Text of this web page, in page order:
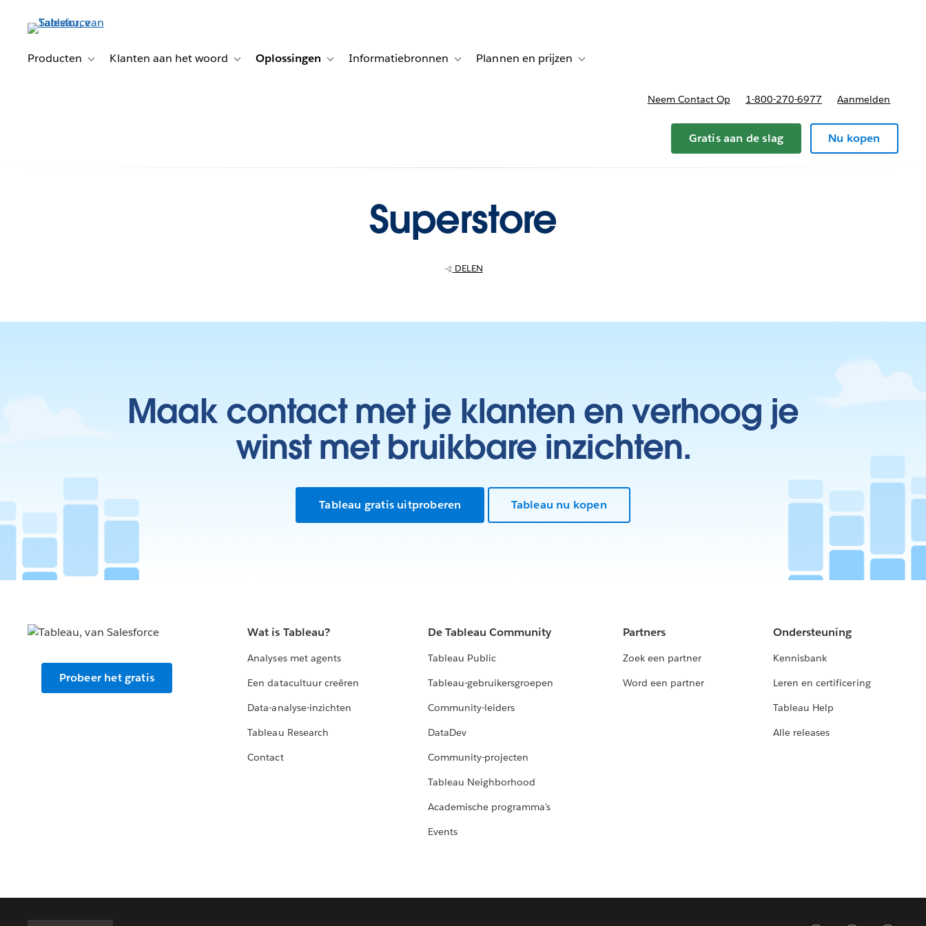
Producten
Toggle sub-navigation for Producten
Klanten aan het woord Toggle sub-navigation for Klanten aan het woord
Oplossingen Toggle sub-navigation for Oplossingen
Informatiebronnen Toggle sub-navigation for Informatiebronnen
Plannen en prijzen Toggle sub-navigation for Plannen en prijzen
Neem Contact Op 1-800-270-6977 Aanmelden
Gratis aan de slag Nu kopen
Superstore
DELEN
Maak contact met je klanten en verhoog je
winst met bruikbare inzichten.
Tableau gratis uitproberen Tableau nu kopen
Probeer het gratis
Wat is Tableau?
Analyses met agents
Een datacultuur creëren
Data-analyse-inzichten
Tableau Research
Contact
De Tableau Community
Tableau Public
Tableau-gebruikersgroepen
Community-leiders
DataDev
Community-projecten
Tableau Neighborhood
Academische programma's
Events
Partners
Zoek een partner
Word een partner
Ondersteuning
Kennisbank
Leren en certificering
Tableau Help
Alle releases